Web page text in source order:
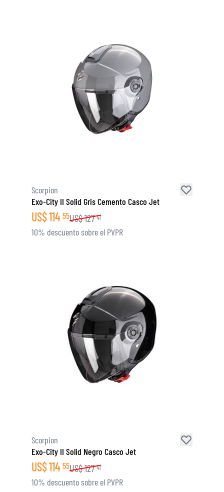
Scorpion
Exo-City II Solid Gris Cemento Casco Jet
US$114 55US$127 41
10% descuento sobre el PVPR
Scorpion
Exo-City II Solid Negro Casco Jet
US$114 55US$127 41
10% descuento sobre el PVPR